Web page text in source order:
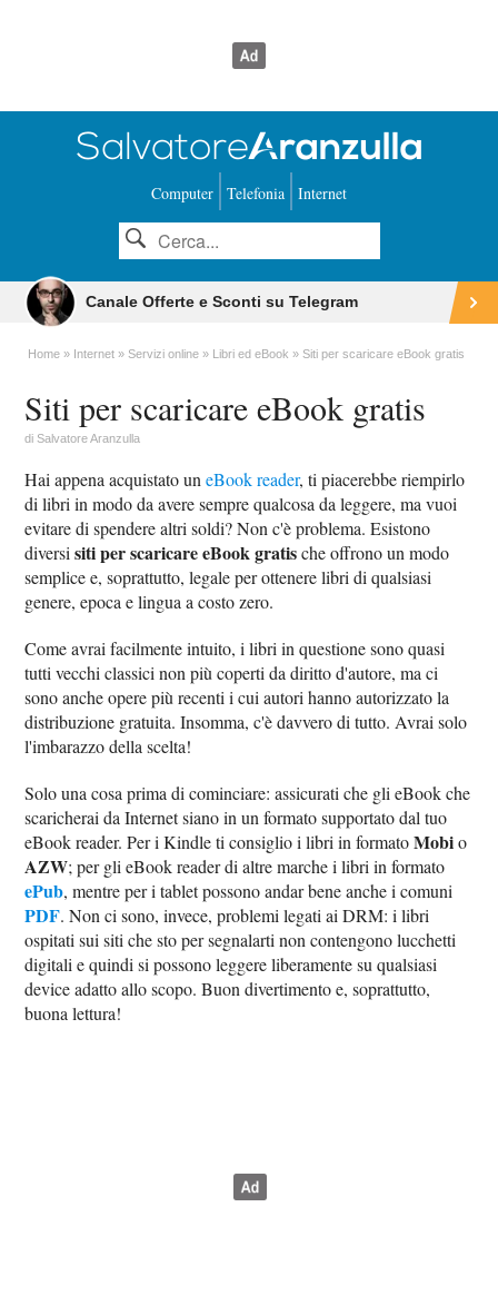
Computer Telefonia Internet
Canale Offerte e Sconti su Telegram
Home Internet Servizi online Libri ed eBook Siti per scaricare eBook gratis
Siti per scaricare eBook gratis
diSalvatore Aranzulla
Hai appena acquistato uneBook reader, ti piacerebbe riempirlo
di libri in modo da avere sempre qualcosa da leggere, ma vuoi
evitare di spendere altri soldi? Non c'è problema. Esistono
diversisiti per scaricare eBook gratische offrono un modo
semplice e, soprattutto, legale per ottenere libri di qualsiasi
genere, epoca e lingua a costo zero.
Come avrai facilmente intuito, i libri in questione sono quasi
tutti vecchi classici non più coperti da diritto d'autore, ma ci
sono anche opere più recenti i cui autori hanno autorizzato la
distribuzione gratuita. Insomma, c'è davvero di tutto. Avrai solo
l'imbarazzo della scelta!
Solo una cosa prima di cominciare: assicurati che gli eBook che
scaricherai da Internet siano in un formato supportato dal tuo
eBook reader. Per i Kindle ti consiglio i libri in formatoMobio
AZW; per gli eBook reader di altre marche i libri in formato
ePub, mentre per i tablet possono andar bene anche i comuni
PDF. Non ci sono, invece, problemi legati ai DRM: i libri
ospitati sui siti che sto per segnalarti non contengono lucchetti
digitali e quindi si possono leggere liberamente su qualsiasi
device adatto allo scopo. Buon divertimento e, soprattutto,
buona lettura!